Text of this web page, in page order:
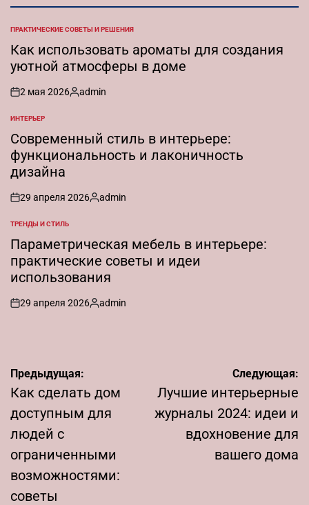
ОПУБЛИКОВАНО
В
ПРАКТИЧЕСКИЕ СОВЕТЫ И РЕШЕНИЯ
Как использовать ароматы для создания
уютной атмосферы в доме
on
2 мая 2026
Запись
admin
ОПУБЛИКОВАНО
В
ИНТЕРЬЕР
Современный стиль в интерьере:
функциональность и лаконичность
дизайна
on
29 апреля 2026
Запись
admin
ОПУБЛИКОВАНО
В
ТРЕНДЫ И СТИЛЬ
Параметрическая мебель в интерьере:
практические советы и идеи
использования
on
29 апреля 2026
Запись
admin
Навигация
по
записям
Предыдущая:
Как сделать дом
доступным для
людей с
ограниченными
возможностями:
советы
Следующая:
Лучшие интерьерные
журналы 2024: идеи и
вдохновение для
вашего дома